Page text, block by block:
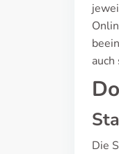
Die